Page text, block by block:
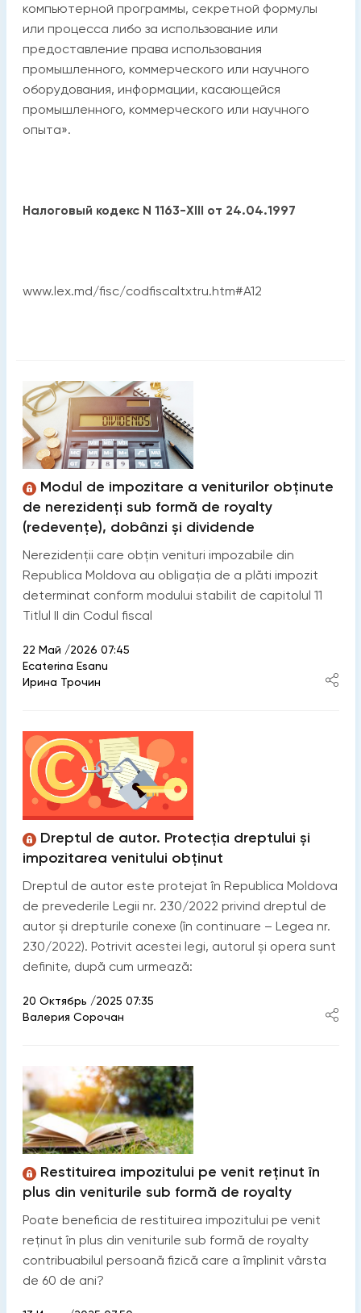
компьютерной программы, секретной формулы
или процесса либо за использование или
предоставление права использования
промышленного, коммерческого или научного
оборудования, информации, касающейся
промышленного, коммерческого или научного
опыта».
Налоговый кодекс N 1163-XIII от 24.04.1997
www.lex.md/fisc/codfiscaltxtru.htm#A12
Modul de impozitare a veniturilor obținute
de nerezidenți sub formă de royalty
(redevențe), dobânzi și dividende
Nerezidenţii care obţin venituri impozabile din
Republica Moldova au obligaţia de a plăti impozit
determinat conform modului stabilit de capitolul 11
Titlul II din Codul fiscal
22 Май /2026 07:45
Ecaterina Esanu
Ирина Трочин
Dreptul de autor. Protecția dreptului și
impozitarea venitului obținut
Dreptul de autor este protejat în Republica Moldova
de prevederile Legii nr. 230/2022 privind dreptul de
autor și drepturile conexe (în continuare – Legea nr.
230/2022). Potrivit acestei legi, autorul și opera sunt
definite, după cum urmează:
20 Октябрь /2025 07:35
Валерия Сорочан
Restituirea impozitului pe venit reținut în
plus din veniturile sub formă de royalty
Poate beneficia de restituirea impozitului pe venit
reținut în plus din veniturile sub formă de royalty
contribuabilul persoană fizică care a împlinit vârsta
de 60 de ani?